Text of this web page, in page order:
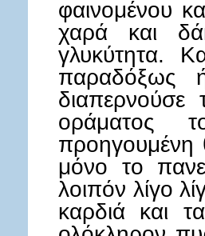
φαινομένου
χαρά και
γλυκύτητα.
παραδόξως
οράματος
προηγουμένη
μόνο το
λοιπόν λίγο
καρδιά και